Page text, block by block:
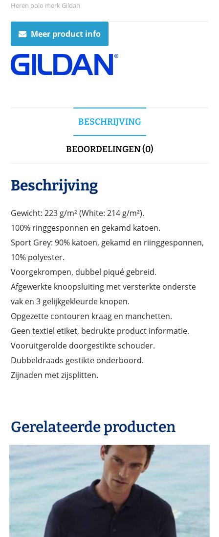
Heren polo merk Gildan
Meer product info
BESCHRIJVING
BEOORDELINGEN (0)
Beschrijving
Gewicht: 223 g/m² (White: 214 g/m²).
100% ringgesponnen en gekamd katoen.
Sport Grey: 90% katoen, gekamd en riinggesponnen,
10% polyester.
Voorgekrompen, dubbel piqué gebreid.
Afgewerkte knoopsluiting met versterkte onderste
vak en 3 gelijkgekleurde knopen.
Opgezette contouren kraag en manchetten.
Geen textiel etiket, bedrukte product informatie.
Vooruitgerolde doorgestikte schouder.
Dubbeldraads gestikte onderboord.
Zijnaden met zijsplitten.
Gerelateerde producten